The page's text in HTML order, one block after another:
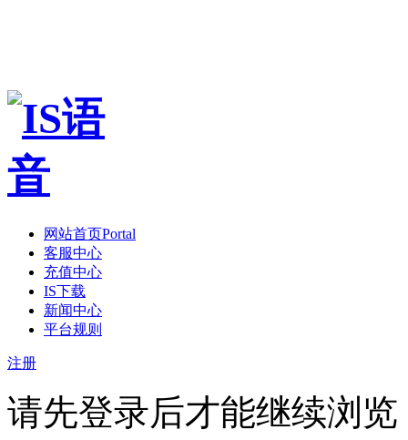
网站首页Portal
客服中心
充值中心
IS下载
新闻中心
平台规则
注册
请先登录后才能继续浏览